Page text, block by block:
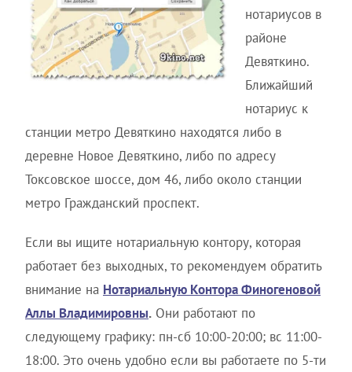
нотариусов в
районе
Девяткино.
Ближайший
нотариус к
станции метро Девяткино находятся либо в
деревне Новое Девяткино, либо по адресу
Токсовское шоссе, дом 46, либо около станции
метро Гражданский проспект.
Если вы ищите нотариальную контору, которая
работает без выходных, то рекомендуем обратить
внимание на Нотариальную Контора Финогеновой
Аллы Владимировны. Они работают по
следующему графику: пн-сб 10:00-20:00; вс 11:00-
18:00. Это очень удобно если вы работаете по 5-ти